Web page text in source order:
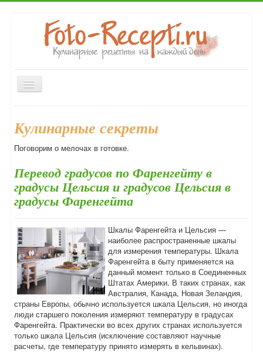
Включить/
выключить
Десерты
Выпечка Напитки
Форум
Кулинарные секреты
Поговорим о мелочах в готовке.
Перевод градусов по Фаренгейту в
градусы Цельсия и градусов Цельсия в
градусы Фаренгейта
Шкалы Фаренгейта и Цельсия —
наиболее распространенные шкалы
для измерения температуры. Шкала
Фаренгейта в быту применяется на
данный момент только в Соединенных
Штатах Америки. В таких странах, как
Австралия, Канада, Новая Зеландия,
страны Европы, обычно используется шкала Цельсия, но иногда
люди старшего поколения измеряют температуру в градусах
Фаренгейта. Практически во всех других странах используется
только шкала Цельсия (исключение составляют научные
расчеты, где температуру принято измерять в кельвинах).